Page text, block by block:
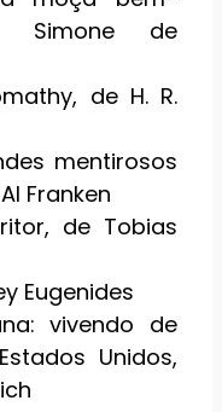
Simone de
de H. R.
mentirosos
Franken
de Tobias
Eugenides
vivendo de
Unidos,